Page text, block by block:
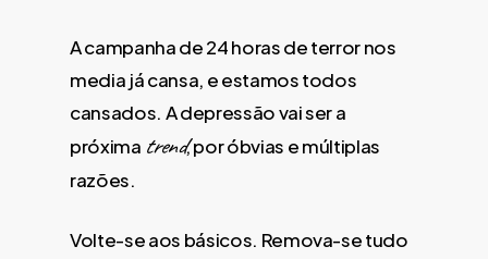
A campanha de 24 horas de terror nos
media já cansa, e estamos todos
cansados. A depressão vai ser a
próxima trend, por óbvias e múltiplas
razões.
Volte-se aos básicos. Remova-se tudo